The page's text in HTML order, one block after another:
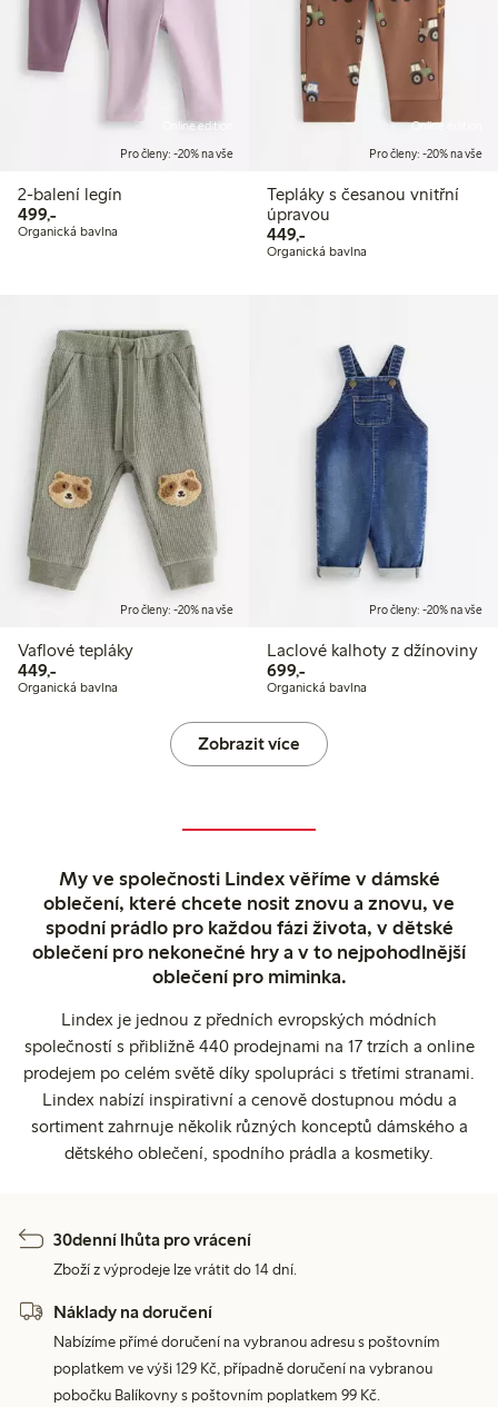
Online edition
Pro členy: -20% na vše
2-balení legín
499,-499,00 Kč
Organická bavlna
Online edition
Pro členy: -20% na vše
Tepláky s česanou vnitřní
úpravou
449,-449,00 Kč
Organická bavlna
Pro členy: -20% na vše
Vaflové tepláky
449,-449,00 Kč
Organická bavlna
Pro členy: -20% na vše
Laclové kalhoty z džínoviny
699,-699,00 Kč
Organická bavlna
Zobrazit více
My ve společnosti Lindex věříme v dámské
oblečení, které chcete nosit znovu a znovu, ve
spodní prádlo pro každou fázi života, v dětské
oblečení pro nekonečné hry a v to nejpohodlnější
oblečení pro miminka.
Lindex je jednou z předních evropských módních
společností s přibližně 440 prodejnami na 17 trzích a online
prodejem po celém světě díky spolupráci s třetími stranami.
Lindex nabízí inspirativní a cenově dostupnou módu a
sortiment zahrnuje několik různých konceptů dámského a
dětského oblečení, spodního prádla a kosmetiky.
30denní lhůta pro vrácení
Zboží z výprodeje lze vrátit do 14 dní.
Náklady na doručení
Nabízíme přímé doručení na vybranou adresu s poštovním
poplatkem ve výši 129 Kč, případně doručení na vybranou
pobočku Balíkovny s poštovním poplatkem 99 Kč.